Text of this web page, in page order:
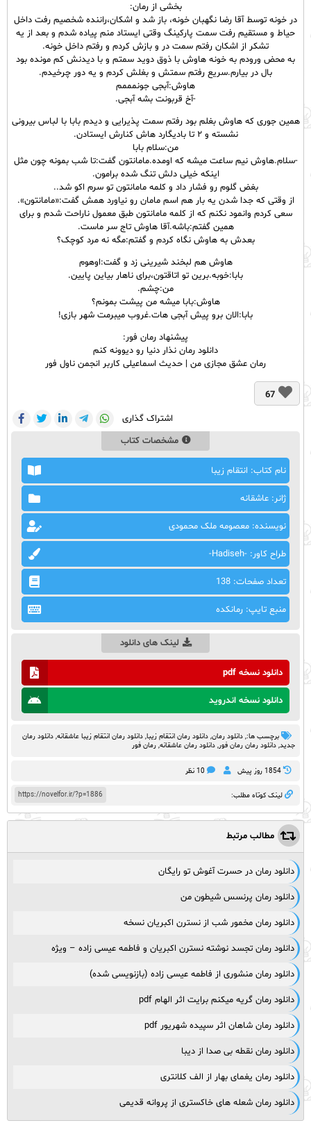
بخشی از رمان:
در خونه توسط آقا رضا نگهبان خونه، باز شد و اشکان،راننده شخصیم رفت داخل
حیاط و مستقیم رفت سمت پارکینگ وقتی ایستاد منم پیاده شدم و بعد از یه
تشکر از اشکان رفتم سمت در و بازش کردم و رفتم داخل خونه.
به محض ورودم به خونه هاوش با ذوق دوید سمتم و با دیدنش کم مونده بود
بال در بیارم.سریع رفتم سمتش و بغلش کردم و یه دور چرخیدم.
هاوش:آبجی جونمممم
-آخ قربونت بشه آبجی.
همین جوری که هاوش بغلم بود رفتم سمت پذیرایی و دیدم بابا با لباس بیرونی
نشسته و ۲ تا بادیگارد هاش کنارش ایستادن.
من:سلام بابا
-سلام.هاوش نیم ساعت میشه که اومده.مامانتون گفت:تا شب بمونه چون مثل
اینکه خیلی دلش تنگ شده برامون.
بغض گلوم رو فشار داد و کلمه مامانتون تو سرم اکو شد..
از وقتی که جدا شدن یه بار هم اسم مامان رو نیاورد همش گفت:«مامانتون».
سعی کردم وانمود نکنم که از کلمه مامانتون طبق معمول ناراحت شدم و برای
همین گفتم:باشه.آقا هاوش تاج سر ماست.
بعدش به هاوش نگاه کردم و گفتم:مگه نه مرد کوچک؟
هاوش هم لبخند شیرینی زد و گفت:اوهوم
بابا:خوبه.برین تو اتاقتون،برای ناهار بیاین پایین.
من:چشم.
هاوش:بابا میشه من پیشت بمونم؟
بابا:الان برو پیش آبجی هات.غروب میبرمت شهر بازی!
پیشنهاد رمان فور:
دانلود رمان نذار دنیا رو دیوونه کنم
رمان عشق مجازی من | حدیث اسماعیلی کاربر انجمن ناول فور
67
اشتراک گذاری
مشخصات کتاب
نام کتاب: انتقام زیبا
ژانر: عاشقانه
نویسنده: معصومه ملک محمودی
طراح کاور: -Hadiseh-
تعداد صفحات: 138
منبع تایپ: رمانکده
لینک های دانلود
دانلود نسخه pdf
دانلود نسخه اندروید
برچسب ها:, دانلود رمان, دانلود رمان انتقام زیبا, دانلود رمان انتقام زیبا عاشقانه, دانلود رمان
جدید, دانلود رمان رمان فور, دانلود رمان عاشقانه, رمان فور
1854 روز پيش 10 نظر
https://novelfor.ir/?p=1886 لینک کوتاه مطلب:
مطالب مرتبط
دانلود رمان در حسرت آغوش تو رایگان
دانلود رمان پرنسس شیطون من
دانلود رمان مخمور شب از نسترن اکبریان نسخه
دانلود رمان تجسد نوشته نسترن اکبریان و فاطمه عیسی زاده – ویژه
دانلود رمان منشوری از فاطمه عیسی زاده (بازنویسی شده)
دانلود رمان گریه میکنم برایت اثر الهام pdf
دانلود رمان شاهان اثر سپیده شهریور pdf
دانلود رمان نقطه بی صدا از دیبا
دانلود رمان یغمای بهار از الف کلانتری
دانلود رمان شعله های خاکستری از پروانه قدیمی